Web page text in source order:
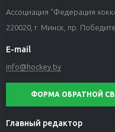
Ассоциация "Федерация
220020, г. Минск, пр.
E-mail
info@hockey.by
ФОРМА ОБРАТНОЙ
Главный редактор